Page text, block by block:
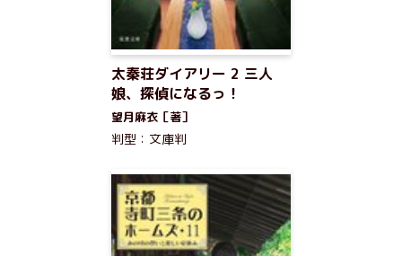
太秦荘ダイアリー 2 三人
娘、探偵になるっ！
望月麻衣［著］
判型：文庫判